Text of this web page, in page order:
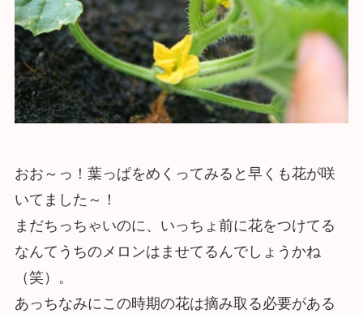
おお～っ！葉っぱをめくってみると早くも花が咲
いてました～！
まだちっちゃいのに、いっちょ前に花をつけてる
なんてうちのメロンはませてるんでしょうかね
（笑）。
あっちなみにこの時期の花は摘み取る必要がある